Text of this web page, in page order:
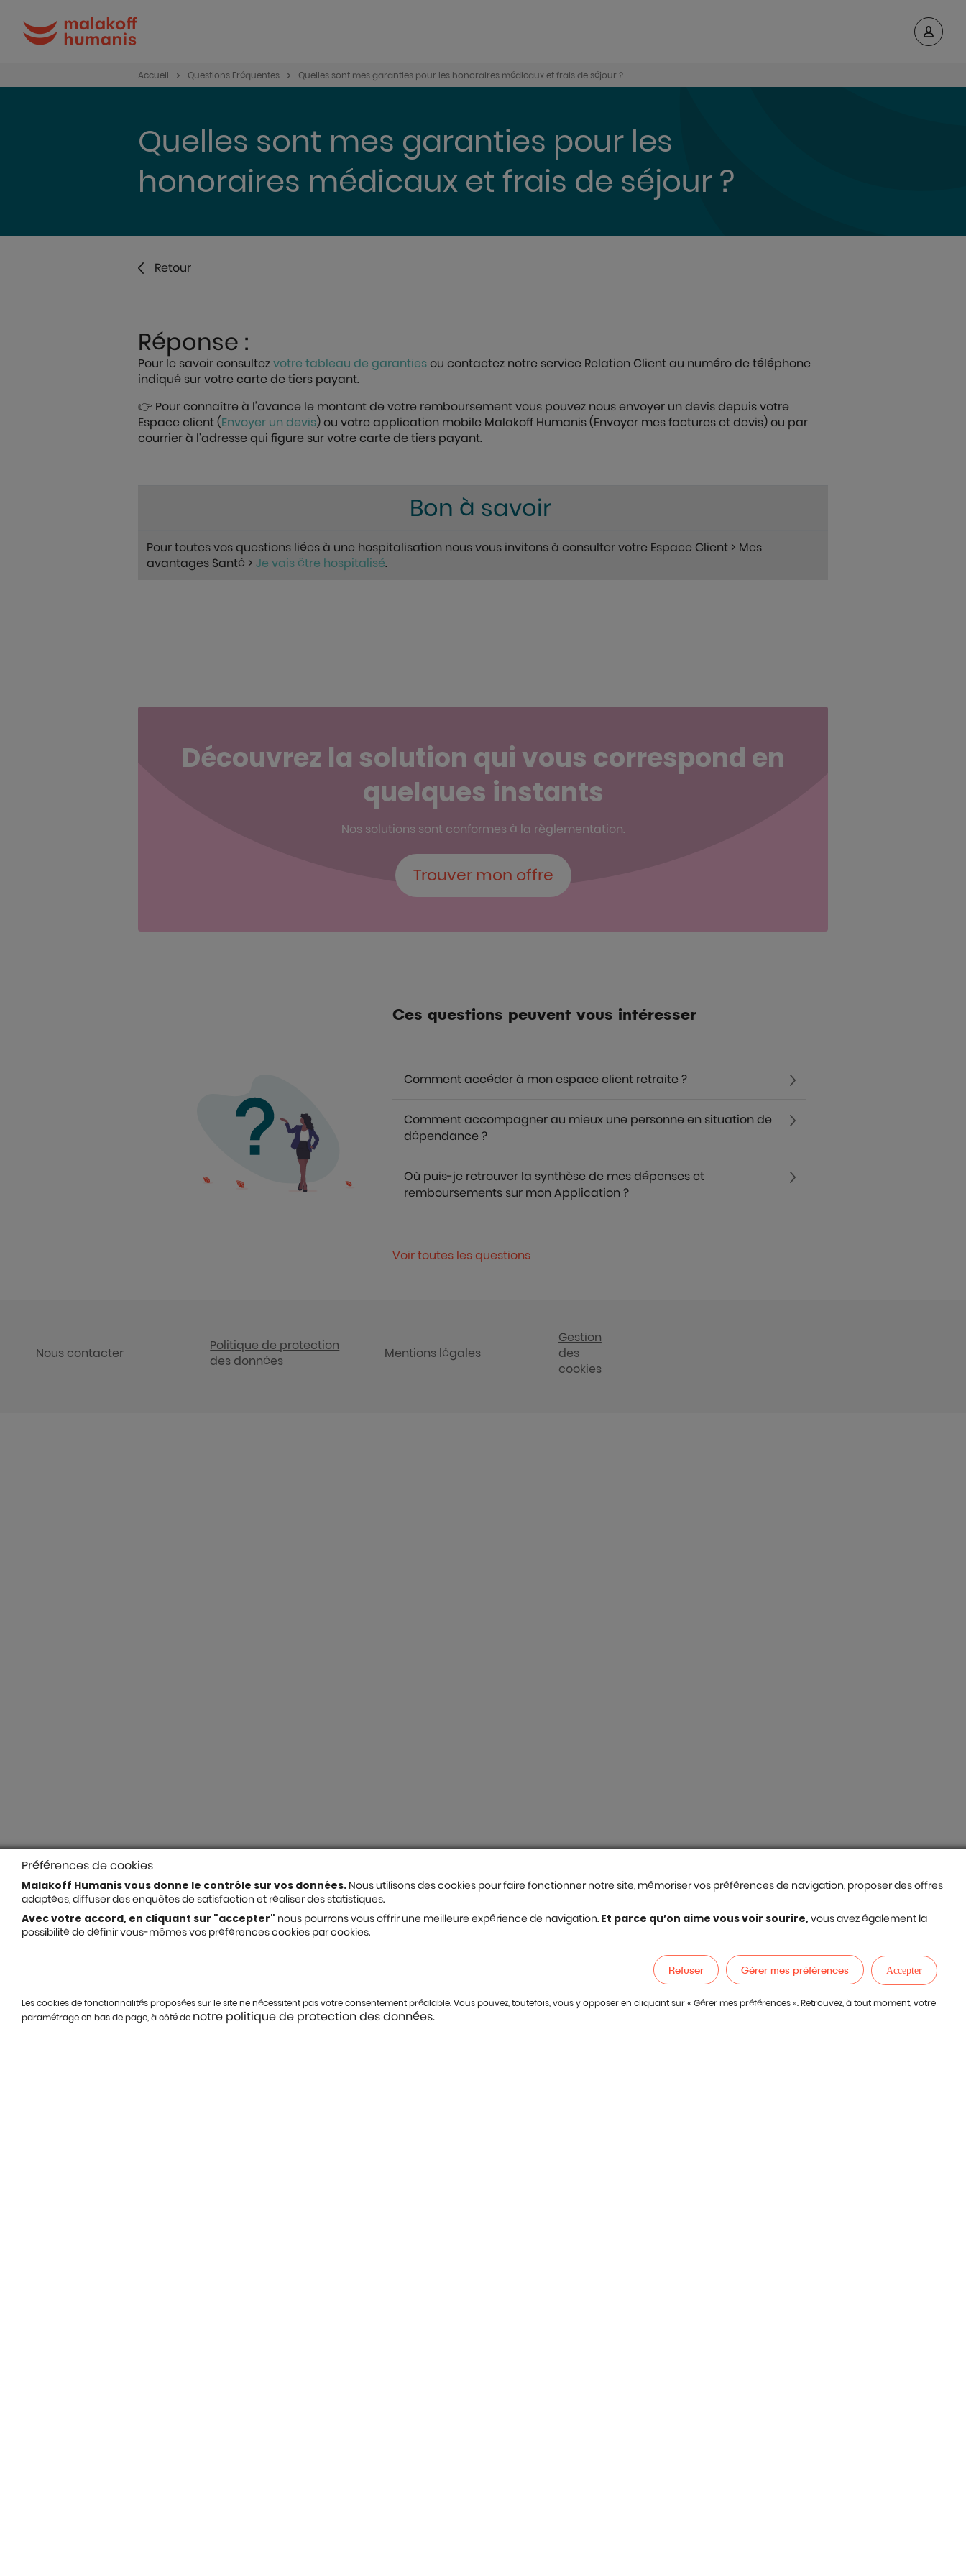
Accueil Questions Fréquentes Quelles sont mes garanties pour les honoraires médicaux et frais de séjour ?
Quelles sont mes garanties pour les
honoraires médicaux et frais de séjour ?
Retour
Réponse :
Pour le savoir consultezvotre tableau de garantiesou contactez notre service Relation Client au numéro de téléphone
indiqué sur votre carte de tiers payant.
👉 Pour connaître à l’avance le montant de votre remboursement vous pouvez nous envoyer un devis depuis votre
Espace client (Envoyer un devis) ou votre application mobile Malakoff Humanis (Envoyer mes factures et devis) ou par
courrier à l'adresse qui figure sur votre carte de tiers payant.
Bon à savoir
Pour toutes vos questions liées à une hospitalisation nous vous invitons à consulter votre Espace Client > Mes
avantages Santé > Je vais être hospitalisé.
Découvrez la solution qui vous correspond en
quelques instants
Nos solutions sont conformes à la règlementation.
Trouver mon offre
Ces questions peuvent vous intéresser
Comment accéder à mon espace client retraite ?
Comment accompagner au mieux une personne en situation de
dépendance ?
Où puis-je retrouver la synthèse de mes dépenses et
remboursements sur mon Application ?
Voir toutes les questions
Nous contacter
Politique de protection
des données
Mentions légales
Gestion
des
cookies
Préférences de cookies
Malakoff Humanis vous donne le contrôle sur vos données. Nous utilisons des cookies pour faire fonctionner notre site, mémoriser vos préférences de navigation, proposer des offres
adaptées, diffuser des enquêtes de satisfaction et réaliser des statistiques.
Avec votre accord, en cliquant sur "accepter" nous pourrons vous offrir une meilleure expérience de navigation. Et parce qu’on aime vous voir sourire,vous avez également la
possibilité de définir vous-mêmes vos préférences cookies par cookies.
Les cookies de fonctionnalités proposées sur le site ne nécessitent pas votre consentement préalable. Vous pouvez, toutefois, vous y opposer en cliquant sur « Gérer mes préférences ». Retrouvez, à tout moment, votre
paramétrage en bas de page, à côté de notre politique de protection des données.
Refuser Gérer mes préférences Accepter